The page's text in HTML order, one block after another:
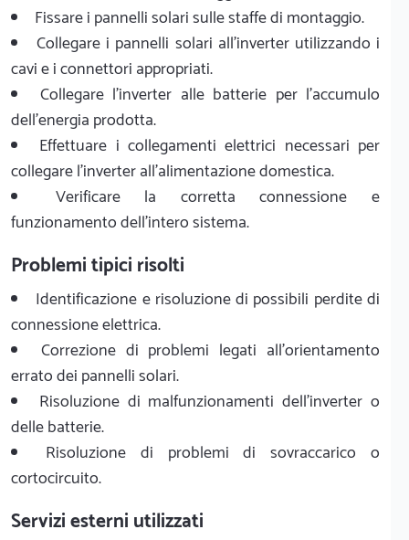
Fissare i pannelli solari sulle staffe di montaggio.
Collegare i pannelli solari all'inverter utilizzando i
cavi e i connettori appropriati.
Collegare l'inverter alle batterie per l'accumulo
dell'energia prodotta.
Effettuare i collegamenti elettrici necessari per
collegare l'inverter all'alimentazione domestica.
Verificare la corretta connessione e
funzionamento dell'intero sistema.
Problemi tipici risolti
Identificazione e risoluzione di possibili perdite di
connessione elettrica.
Correzione di problemi legati all'orientamento
errato dei pannelli solari.
Risoluzione di malfunzionamenti dell'inverter o
delle batterie.
Risoluzione di problemi di sovraccarico o
cortocircuito.
Servizi esterni utilizzati